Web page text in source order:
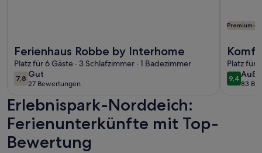
Ferienhaus Robbe by Interhome
Platz für 6 Gäste · 3 Schlafzimmer · 1 Badezimmer
7,87,8 von 10
Gut
gut
27 Bewertungen
(27
bewertungen)
Premium-
Platz für
9,49,4 von
83
(83
Erlebnispark-Norddeich:
Ferienunterkünfte mit Top-
Bewertung